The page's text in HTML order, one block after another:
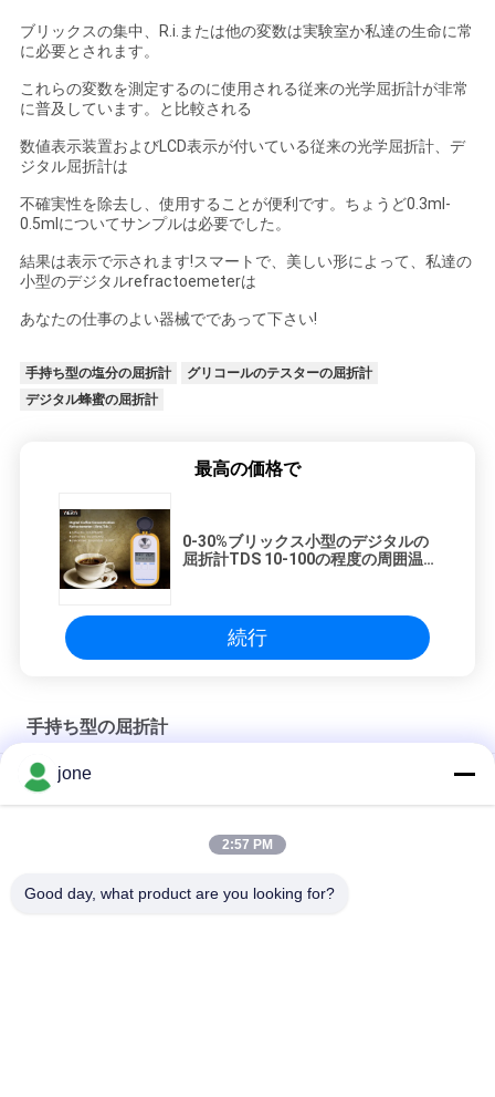
ブリックスの集中、R.i.または他の変数は実験室か私達の生命に常
に必要とされます。
これらの変数を測定するのに使用される従来の光学屈折計が非常
に普及しています。と比較される
数値表示装置およびLCD表示が付いている従来の光学屈折計、デ
ジタル屈折計は
不確実性を除去し、使用することが便利です。ちょうど0.3ml-
0.5mlについてサンプルは必要でした。
結果は表示で示されます!スマートで、美しい形によって、私達の
小型のデジタルrefractoemeterは
あなたの仕事のよい器械でであって下さい!
手持ち型の塩分の屈折計
グリコールのテスターの屈折計
デジタル蜂蜜の屈折計
最高の価格で
0-30%ブリックス小型のデジタルの
屈折計TDS 10-100の程度の周囲温
続行
手持ち型の屈折計
セリウムの海水20°C ATCデジタルの塩分の屈折計
jone
2:57 PM
Good day, what product are you looking for?